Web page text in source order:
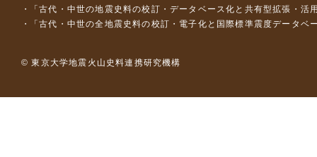
「古代・中世の地震史料の校訂・データベース化と共有型拡張・
「古代・中世の全地震史料の校訂・電子化と国際標準震度データ
© 東京大学地震火山史料連携研究機構